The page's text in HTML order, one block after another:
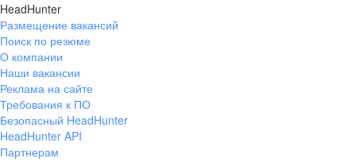
HeadHunter
Размещение вакансий
Поиск по резюме
О компании
Наши вакансии
Реклама на сайте
Требования к ПО
Безопасный HeadHunter
HeadHunter API
Партнерам